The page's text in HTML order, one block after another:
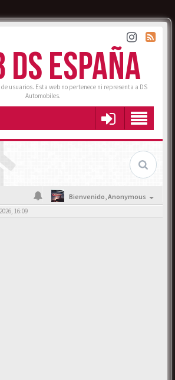
DS ESPAÑA
usuarios. Esta web no pertenece ni representa a DS
Automobiles.
Bienvenido,Anonymous
16:09